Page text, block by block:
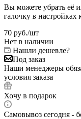
Вы можете убрать её
галочку в
70 руб./шт
Нет в наличии
Нашли дешевле?
Под заказ
Наши менеджеры
условия заказа
Хочу в подарок
Самовывоз сегодня -